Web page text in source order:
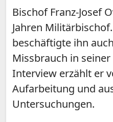
Bischof Franz-Josef
Jahren
beschäftigte ihn
Missbrauch in
Interview erzählt er
Aufarbeitung und
Untersuchungen.